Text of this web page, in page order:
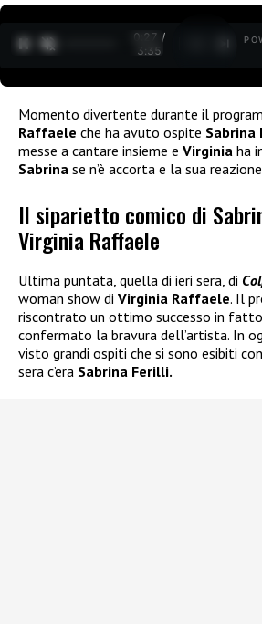
0:28 /
3:35
Momento divertente durante il
Raffaele che ha avuto ospite Sabrina
messe a cantare insieme e Virginia ha
Sabrina se n’è accorta e la sua
Il siparietto comico di
Virginia Raffaele
Ultima puntata, quella di ieri sera, di
woman show di Virginia Raffaele. Il
riscontrato un ottimo successo in
confermato la bravura dell’artista. In
visto grandi ospiti che si sono esibiti
sera c’era Sabrina Ferilli.